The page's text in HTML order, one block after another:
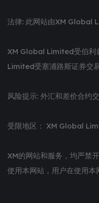
法律: 此网站由XM Global
XM Global Limited受伯利
Limited受塞浦路斯证券交
风险提示: 外汇和差价合约
受限地区： XM Global
XM的网站和服务，均严禁
使用本网站，用户在使用